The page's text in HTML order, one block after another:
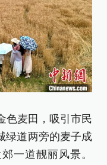
色麦田，吸引市民
绿道两旁的麦子成
一道靓丽风景。